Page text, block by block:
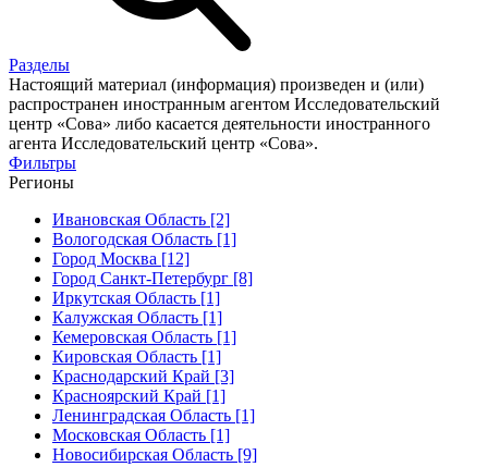
Разделы
Настоящий материал (информация) произведен и (или)
распространен иностранным агентом Исследовательский
центр «Сова» либо касается деятельности иностранного
агента Исследовательский центр «Сова».
Фильтры
Регионы
Ивановская Область [2]
Вологодская Область [1]
Город Москва [12]
Город Санкт-Петербург [8]
Иркутская Область [1]
Калужская Область [1]
Кемеровская Область [1]
Кировская Область [1]
Краснодарский Край [3]
Красноярский Край [1]
Ленинградская Область [1]
Московская Область [1]
Новосибирская Область [9]